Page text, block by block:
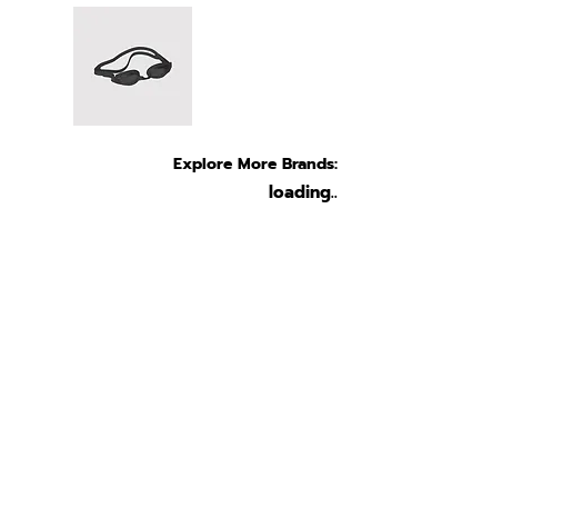
Explore More Brands:
loading..